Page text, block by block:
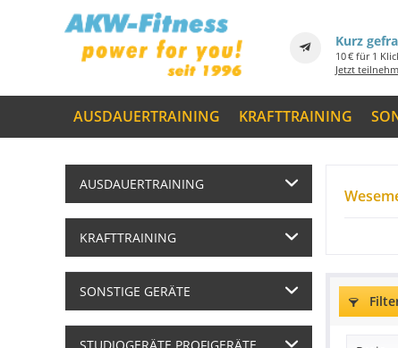
Kurz
10 € für 1
Jetzt
AUSDAUERTRAINING KRAFTTRAINING
AUSDAUERTRAINING
KRAFTTRAINING
SONSTIGE GERÄTE